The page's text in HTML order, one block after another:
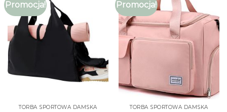
Promocja!
TORBA SPORTOWA DAMSKA
Promocja!
TORBA SPORTOWA DAMSKA